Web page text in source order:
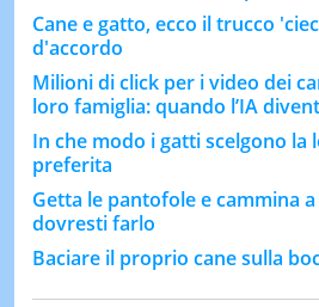
Cane e gatto, ecco il trucco
d'accordo
Milioni di click per i video dei
loro famiglia: quando l’IA
In che modo i gatti scelgono la
preferita
Getta le pantofole e cammina
dovresti farlo
Baciare il proprio cane sulla